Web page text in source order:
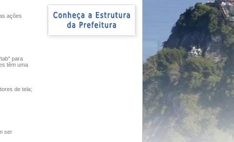
ações
para
têm uma
de tela;
ser